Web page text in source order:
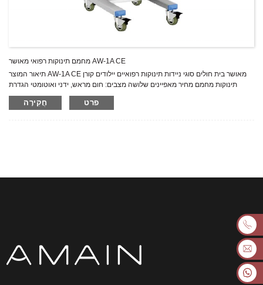
מחמם תינוקות רפואי מאושר AW-1A CE
תיאור המוצר AW-1A CE מאושר בית חולים סוגי ניידות תינוקות רפואיים יילודים קורן
תינוקות מחמם מחיר מאפיינים שלושה מצבים: חום מראש, ידני ואוטומטי הגדרת
טמפרטורה וטמפרטורת העור בנפרד קוורץ נגד פיצוץ מיקרו קריסטל למקור קרינה
פונקציית בדיקה עצמית, שונות אזעקות כשל על ידי טיימר APGAR קולי וחזותי לתיעוד
חֲקִירָה פרט